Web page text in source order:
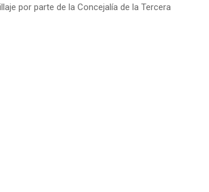
por parte de la Concejalía de la Tercera